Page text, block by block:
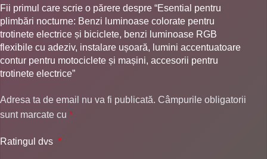
Fii primul care scrie o părere despre “Esential pentru
plimbări nocturne: Benzi luminoase colorate pentru
trotinete electrice și biciclete, benzi luminoase RGB
flexibile cu adeziv, instalare ușoară, lumini accentuatoare
contur pentru motociclete și mașini, accesorii pentru
trotinete electrice”
Adresa ta de email nu va fi publicată. Câmpurile obligatorii
sunt marcate cu*
Ratingul dvs*